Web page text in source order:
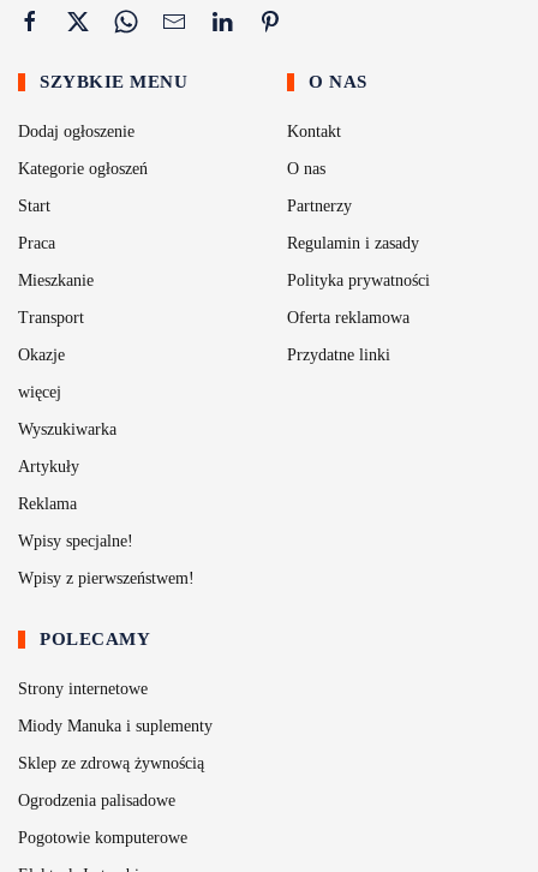
SZYBKIE MENU
Dodaj ogłoszenie
Kategorie ogłoszeń
Start
Praca
Mieszkanie
Transport
Okazje
więcej
Wyszukiwarka
Artykuły
Reklama
Wpisy specjalne!
Wpisy z pierwszeństwem!
O NAS
Kontakt
O nas
Partnerzy
Regulamin i zasady
Polityka prywatności
Oferta reklamowa
Przydatne linki
POLECAMY
Strony internetowe
Miody Manuka i suplementy
Sklep ze zdrową żywnością
Ogrodzenia palisadowe
Pogotowie komputerowe